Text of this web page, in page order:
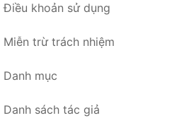
Điều khoản sử dụng
Miễn trừ trách nhiệm
Danh mục
Danh sách tác giả